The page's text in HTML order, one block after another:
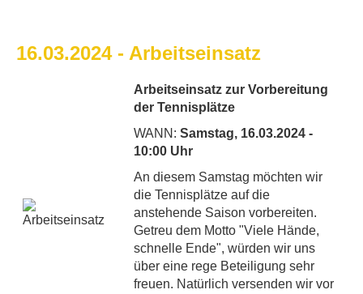
16.03.2024 - Arbeitseinsatz
Arbeitseinsatz zur Vorbereitung
der Tennisplätze
WANN: Samstag, 16.03.2024 -
10:00 Uhr
An diesem Samstag möchten wir
die Tennisplätze auf die
anstehende Saison vorbereiten.
Getreu dem Motto "Viele Hände,
schnelle Ende", würden wir uns
über eine rege Beteiligung sehr
freuen. Natürlich versenden wir vor